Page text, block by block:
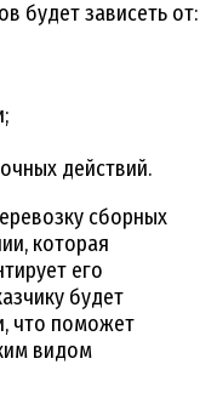
будет зависеть от:
действий.
сборных
которая
его
будет
что поможет
видом